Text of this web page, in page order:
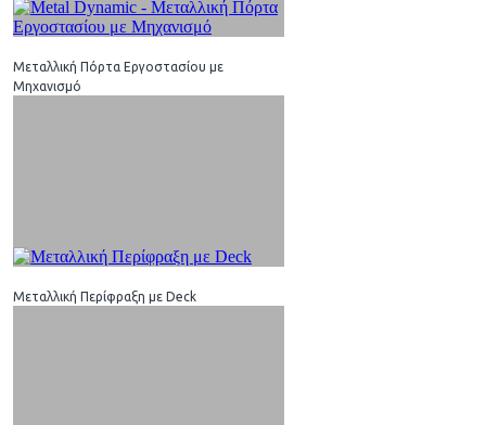
Μεταλλική Πόρτα Εργοστασίου με
Μηχανισμό
Μεταλλική Περίφραξη με Deck